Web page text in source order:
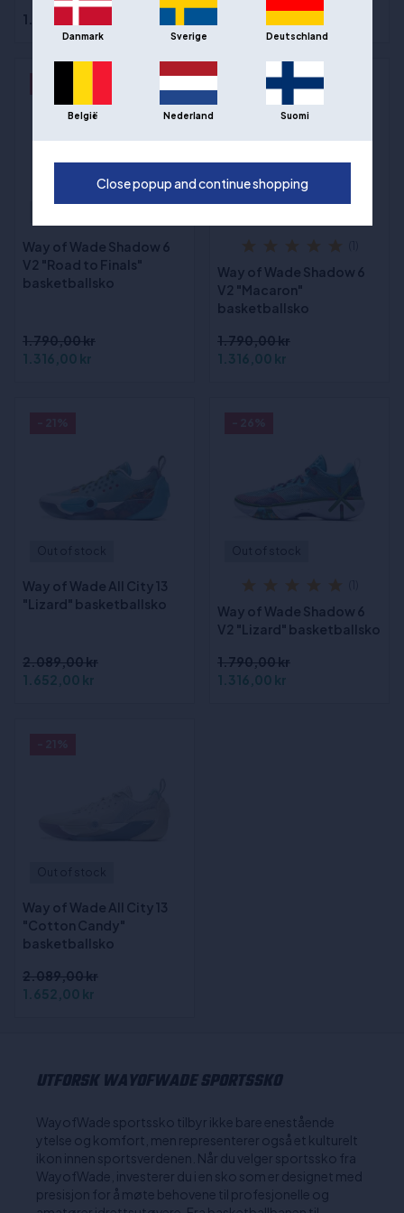
1.499,00 kr
Way of Wade Shadow 6
V2 "Road to Finals"
basketballsko
1.790,00 kr
1.316,00 kr
Way of Wade Shadow 6
V2 "Macaron"
basketballsko
1.790,00 kr
1.316,00 kr
Way of Wade All City 13
"Lizard" basketballsko
2.089,00 kr
1.652,00 kr
Way of Wade Shadow 6
V2 "Lizard" basketballsko
1.790,00 kr
1.316,00 kr
Way of Wade All City 13
"Cotton Candy"
basketballsko
2.089,00 kr
1.652,00 kr
UTFORSK WAYOFWADE SPORTSSKO
WayofWade sportssko tilbyr ikke bare enestående
ytelse og komfort, men representerer også et kulturelt
ikon innen sportsverdenen. Når du velger sportssko fra
WayofWade, investerer du i en sko som er designet med
presisjon for å møte behovene til profesjonelle og
Danmark Sverige Deutschland
België Nederland Suomi
Close popup and continue shopping